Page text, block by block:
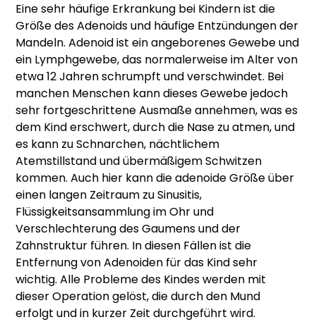
Eine sehr häufige Erkrankung bei Kindern ist die
Größe des Adenoids und häufige Entzündungen der
Mandeln. Adenoid ist ein angeborenes Gewebe und
ein Lymphgewebe, das normalerweise im Alter von
etwa 12 Jahren schrumpft und verschwindet. Bei
manchen Menschen kann dieses Gewebe jedoch
sehr fortgeschrittene Ausmaße annehmen, was es
dem Kind erschwert, durch die Nase zu atmen, und
es kann zu Schnarchen, nächtlichem
Atemstillstand und übermäßigem Schwitzen
kommen. Auch hier kann die adenoide Größe über
einen langen Zeitraum zu Sinusitis,
Flüssigkeitsansammlung im Ohr und
Verschlechterung des Gaumens und der
Zahnstruktur führen. In diesen Fällen ist die
Entfernung von Adenoiden für das Kind sehr
wichtig. Alle Probleme des Kindes werden mit
dieser Operation gelöst, die durch den Mund
erfolgt und in kurzer Zeit durchgeführt wird.